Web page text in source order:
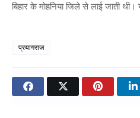
बिहार के मोहनिया जिले से लाई जाती
प्रयागराज